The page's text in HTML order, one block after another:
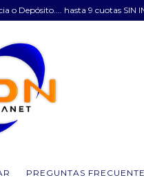
o Depósito.... hasta 9 cuotas SIN
PREGUNTAS